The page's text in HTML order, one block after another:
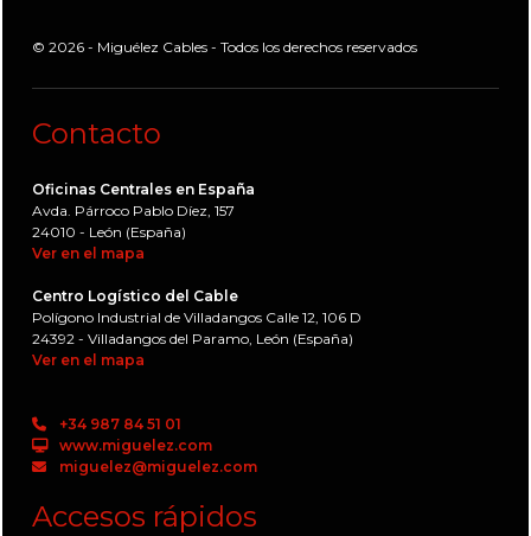
© 2026 - Miguélez Cables - Todos los derechos reservados
Contacto
Oficinas Centrales en España
Avda. Párroco Pablo Díez, 157
24010 - León (España)
Ver en el mapa
Centro Logístico del Cable
Polígono Industrial de Villadangos Calle 12, 106 D
24392 - Villadangos del Paramo, León (España)
Ver en el mapa
+34 987 84 51 01
www.miguelez.com
miguelez@miguelez.com
Accesos rápidos